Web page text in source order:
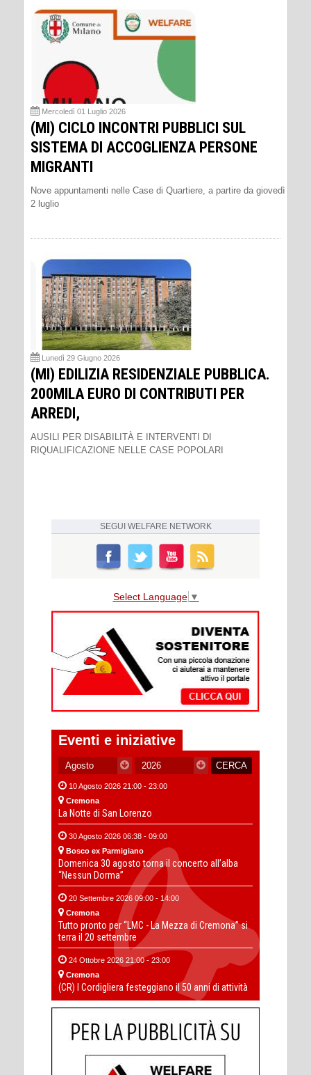
Mercoledì 01 Luglio 2026
(MI) CICLO INCONTRI PUBBLICI SUL
SISTEMA DI ACCOGLIENZA PERSONE
MIGRANTI
Nove appuntamenti nelle Case di Quartiere, a partire da giovedì
2 luglio
Lunedì 29 Giugno 2026
(MI) EDILIZIA RESIDENZIALE PUBBLICA.
200MILA EURO DI CONTRIBUTI PER
ARREDI,
AUSILI PER DISABILITÀ E INTERVENTI DI
RIQUALIFICAZIONE NELLE CASE POPOLARI
SEGUI WELFARE NETWORK
Select Language ▼
Eventi e iniziative
10 Agosto 2026 21:00 - 23:00
Cremona
La Notte di San Lorenzo
30 Agosto 2026 06:38 - 09:00
Bosco ex Parmigiano
Domenica 30 agosto torna il concerto all’alba
“Nessun Dorma”
20 Settembre 2026 09:00 - 14:00
Cremona
Tutto pronto per “LMC - La Mezza di Cremona” si
terra il 20 settembre
24 Ottobre 2026 21:00 - 23:00
Cremona
(CR) I Cordigliera festeggiano il 50 anni di attività